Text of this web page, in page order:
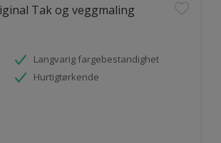
Tak og veggmaling
Langvarig fargebestandighet
Hurtigtørkende